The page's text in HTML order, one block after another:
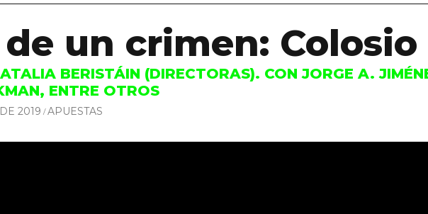
un crimen: Colosio
BERISTÁIN (DIRECTORAS). CON JORGE A.
ENTRE OTROS
2019 APUESTAS